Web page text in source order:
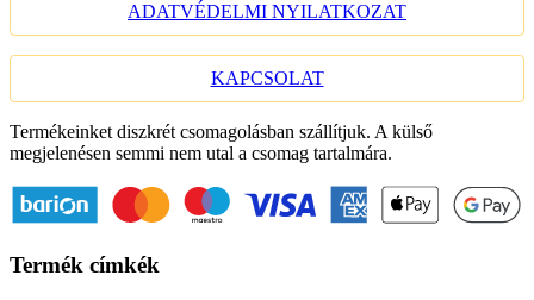
ADATVÉDELMI NYILATKOZAT
KAPCSOLAT
Termékeinket diszkrét csomagolásban szállítjuk. A külső
megjelenésen semmi nem utal a csomag tartalmára.
Termék címkék